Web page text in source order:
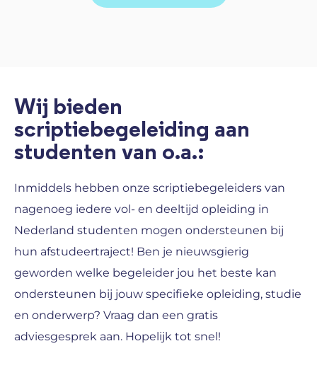
Wij bieden
scriptiebegeleiding aan
studenten van o.a.:
Inmiddels hebben onze scriptiebegeleiders van
nagenoeg iedere vol- en deeltijd opleiding in
Nederland studenten mogen ondersteunen bij
hun afstudeertraject! Ben je nieuwsgierig
geworden welke begeleider jou het beste kan
ondersteunen bij jouw specifieke opleiding, studie
en onderwerp? Vraag dan een gratis
adviesgesprek aan. Hopelijk tot snel!